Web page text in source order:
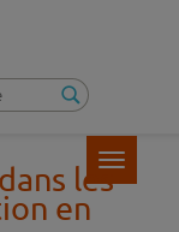
Toggle
les
en